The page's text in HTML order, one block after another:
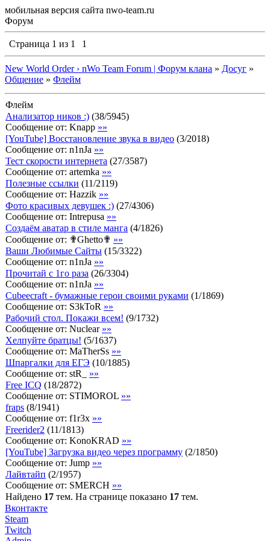
мобильная версия сайта nwo-team.ru
Форум
Страница 1 из 1 1
New World Order › nWo Team Forum | Форум клана » Досуг »
Общение » Флейм
Флейм
Анализатор ников :) (38/5945)
Сообщение от: Knapp »»
[YouTube] Восстановление звука в видео (3/2018)
Сообщение от: n1nJa »»
Тест скорости интернета (27/3587)
Сообщение от: artemka »»
Полезные ссылки (11/2119)
Сообщение от: Hazzik »»
Фото красивых девушек :) (27/4306)
Сообщение от: Intrepusa »»
Создаём аватар в стиле манга (4/1826)
Сообщение от: ✟Ghetto✟ »»
Ваши Любимые Сайты (15/3322)
Сообщение от: n1nJa »»
Прочитай с 1го раза (26/3304)
Сообщение от: n1nJa »»
Cubeecraft - бумажные герои своими руками (1/1869)
Сообщение от: S3kToR »»
Рабочий стол. Покажи всем! (9/1732)
Сообщение от: Nuclear »»
Хелпуйте братцы! (5/1637)
Сообщение от: MaTherSs »»
Шпаргалки для ЕГЭ (10/1885)
Сообщение от: stR_
»»
Free ICQ (18/2872)
Сообщение от: STIMOROL »»
fraps (8/1941)
Сообщение от: f1r3x »»
Freerider2 (11/1813)
Сообщение от: KonoKRAD »»
[YouTube] Загрузка видео через программу (2/1850)
Сообщение от: Jump »»
Лайвтайп (2/1957)
Сообщение от: SMERCH »»
Найдено 17 тем. На странице показано 17 тем.
Вконтакте
Steam
Twitch